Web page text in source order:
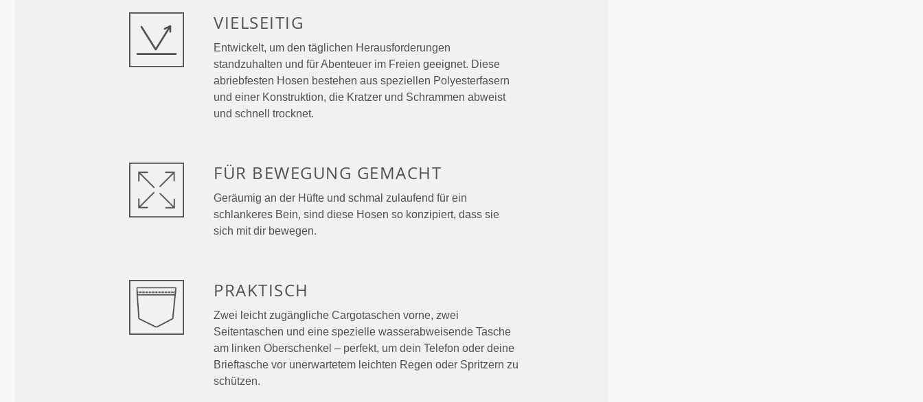
VIELSEITIG
Entwickelt, um den täglichen Herausforderungen
standzuhalten und für Abenteuer im Freien geeignet. Diese
abriebfesten Hosen bestehen aus speziellen Polyesterfasern
und einer Konstruktion, die Kratzer und Schrammen abweist
und schnell trocknet.
FÜR BEWEGUNG GEMACHT
Geräumig an der Hüfte und schmal zulaufend für ein
schlankeres Bein, sind diese Hosen so konzipiert, dass sie
sich mit dir bewegen.
PRAKTISCH
Zwei leicht zugängliche Cargotaschen vorne, zwei
Seitentaschen und eine spezielle wasserabweisende Tasche
am linken Oberschenkel – perfekt, um dein Telefon oder deine
Brieftasche vor unerwartetem leichten Regen oder Spritzern zu
schützen.